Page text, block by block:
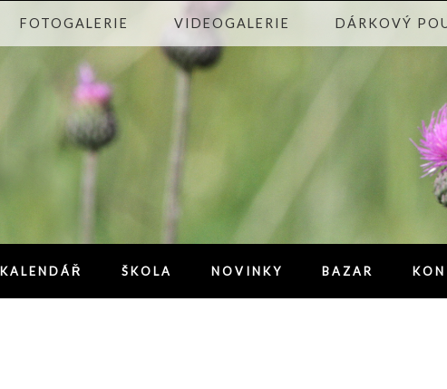
FOTOGALERIE VIDEOGALERIE DÁRKOVÝ
KALENDÁŘ ŠKOLA NOVINKY BAZAR